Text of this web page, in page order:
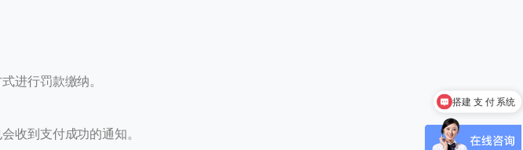
进行罚款缴纳。
收到支付成功的通知。
搭建 支 付 系统